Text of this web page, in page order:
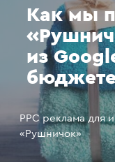
Как мы
из
бюджете
PPC реклама для
«Рушничок»